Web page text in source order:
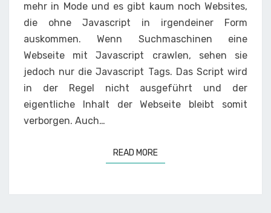
mehr in Mode und es gibt kaum noch Websites,
die ohne Javascript in irgendeiner Form
auskommen. Wenn Suchmaschinen eine
Webseite mit Javascript crawlen, sehen sie
jedoch nur die Javascript Tags. Das Script wird
in der Regel nicht ausgeführt und der
eigentliche Inhalt der Webseite bleibt somit
verborgen. Auch…
READ MOREREAD MORE